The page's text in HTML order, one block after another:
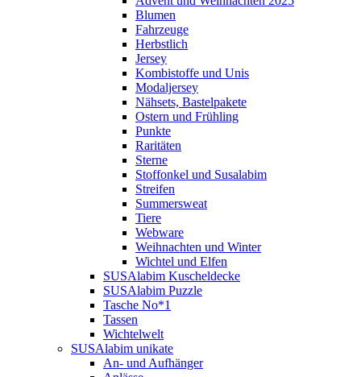
Blumen
Fahrzeuge
Herbstlich
Jersey
Kombistoffe und Unis
Modaljersey
Nähsets, Bastelpakete
Ostern und Frühling
Punkte
Raritäten
Sterne
Stoffonkel und Susalabim
Streifen
Summersweat
Tiere
Webware
Weihnachten und Winter
Wichtel und Elfen
SUSAlabim Kuscheldecke
SUSAlabim Puzzle
Tasche No*1
Tassen
Wichtelwelt
SUSAlabim unikate
An- und Aufhänger